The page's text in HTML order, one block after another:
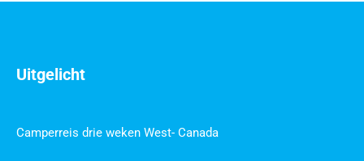
Uitgelicht
Camperreis drie weken West- Canada